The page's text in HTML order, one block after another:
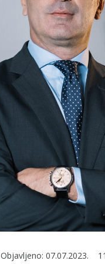
Objavljeno: 07.07.2023.